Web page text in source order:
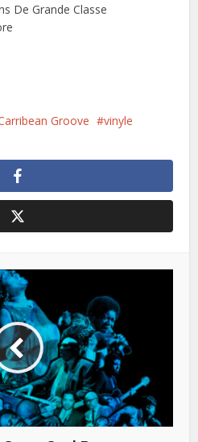
De Grande Classe
Groove
vinyle